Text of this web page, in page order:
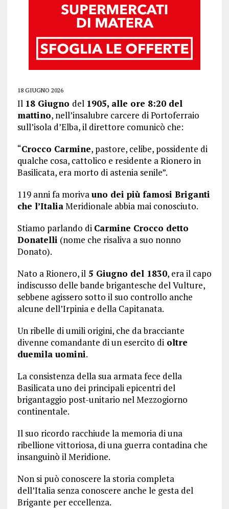
18 GIUGNO 2026
Il 18 Giugno del 1905, alle ore 8:20 del
mattino, nell’insalubre carcere di Portoferraio
sull’isola d’Elba, il direttore comunicò che:
“Crocco Carmine, pastore, celibe, possidente di
qualche cosa, cattolico e residente a Rionero in
Basilicata, era morto di astenia senile”.
119 anni fa morivauno dei più famosi Briganti
che l’ItaliaMeridionale abbia mai conosciuto.
Stiamo parlando di Carmine Crocco detto
Donatelli (nome che risaliva a suo nonno
Donato).
Nato a Rionero, il5 Giugno del 1830, era il capo
indiscusso delle bande brigantesche del Vulture,
sebbene agissero sotto il suo controllo anche
alcune dell’Irpinia e della Capitanata.
Un ribelle di umili origini, che da bracciante
divenne comandante di un esercito dioltre
duemila uomini.
La consistenza della sua armata fece della
Basilicata uno dei principali epicentri del
brigantaggio post-unitario nel Mezzogiorno
continentale.
Il suo ricordo racchiude la memoria di una
ribellione vittoriosa, di una guerra contadina che
insanguinò il Meridione.
Non si può conoscere la storia completa
dell’Italia senza conoscere anche le gesta del
Brigante per eccellenza.